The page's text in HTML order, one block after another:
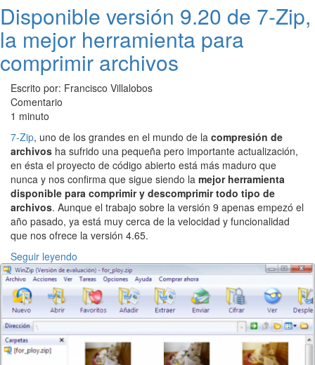
Disponible versión 9.20 de 7-Zip,
la mejor herramienta para
comprimir archivos
Escrito por: Francisco Villalobos
Comentario
1 minuto
7-Zip, uno de los grandes en el mundo de la compresión de
archivos ha sufrido una pequeña pero importante actualización,
en ésta el proyecto de código abierto está más maduro que
nunca y nos confirma que sigue siendo la mejor herramienta
disponible para comprimir y descomprimir todo tipo de
archivos. Aunque el trabajo sobre la versión 9 apenas empezó el
año pasado, ya está muy cerca de la velocidad y funcionalidad
que nos ofrece la versión 4.65.
Seguir leyendo